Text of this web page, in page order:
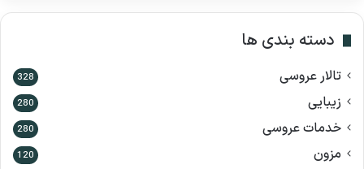
ج
دسته بندی ها
تالار عروسی 328
زیبایی 280
خدمات عروسی 280
مزون 120